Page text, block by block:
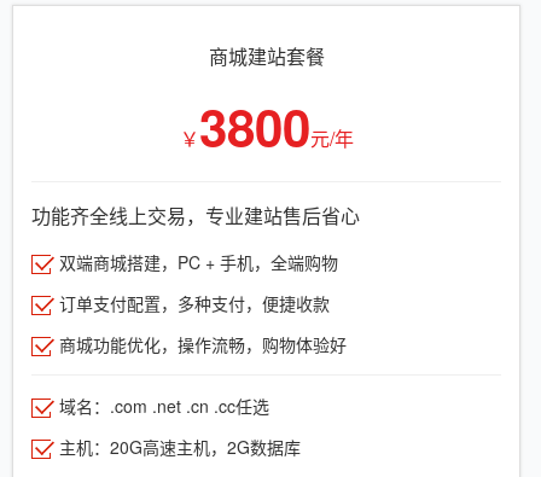
商城建站套餐
￥3800元/年
功能齐全线上交易，专业建站售后省心
双端商城搭建，PC + 手机，全端购物
订单支付配置，多种支付，便捷收款
商城功能优化，操作流畅，购物体验好
域名：.com .net .cn .cc任选
主机：20G高速主机，2G数据库